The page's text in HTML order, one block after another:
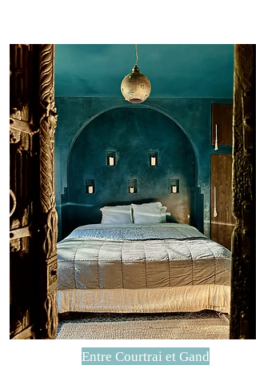
Entre Courtrai et Gand